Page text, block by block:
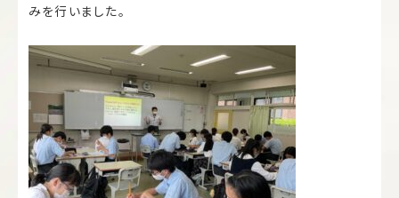
みを行いました。